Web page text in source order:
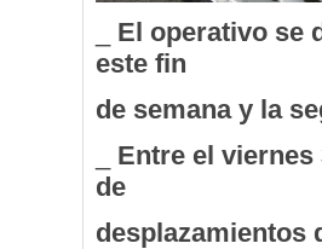
El operativo se
este fin
de semana y la
Entre el viernes
de
desplazamientos